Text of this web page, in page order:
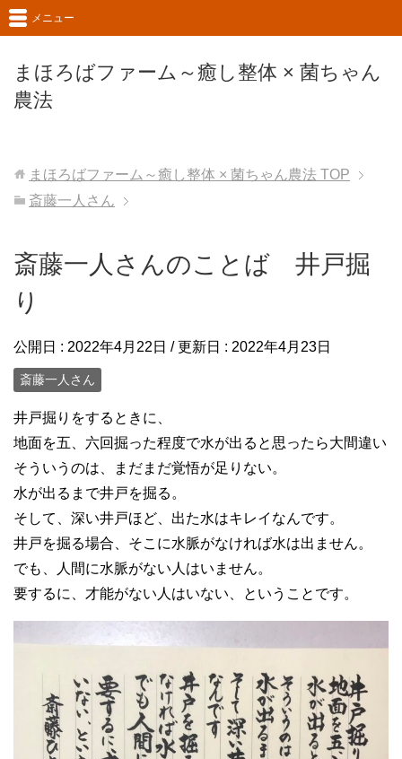
まほろばファーム～癒し整体 × 菌ちゃん
農法
メニュー
まほろばファーム～癒し整体 × 菌ちゃん農法 TOP
斎藤一人さん
斎藤一人さんのことば 井戸掘
り
公開日 : 2022年4月22日 / 更新日 : 2022年4月23日
斎藤一人さん
井戸掘りをするときに、
地面を五、六回掘った程度で水が出ると思ったら大間違い
そういうのは、まだまだ覚悟が足りない。
水が出るまで井戸を掘る。
そして、深い井戸ほど、出た水はキレイなんです。
井戸を掘る場合、そこに水脈がなければ水は出ません。
でも、人間に水脈がない人はいません。
要するに、才能がない人はいない、ということです。